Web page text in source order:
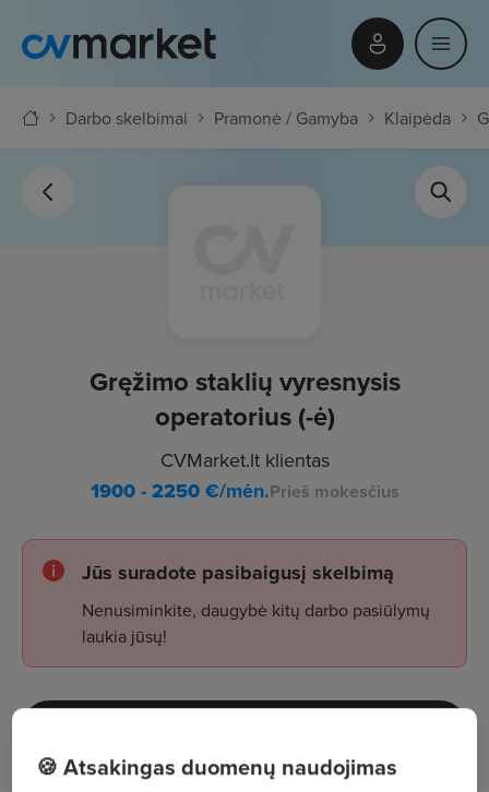
Darbo skelbimai Pramonė / Gamyba Klaipėda
Gręžimo staklių vyresnysis
operatorius (-ė)
CVMarket.lt klientas
1900 - 2250€/mėn.Prieš mokesčius
Jūs suradote pasibaigusį skelbimą
Nenusiminkite, daugybė kitų darbo pasiūlymų
laukia jūsų!
🍪 Atsakingas duomenų naudojimas